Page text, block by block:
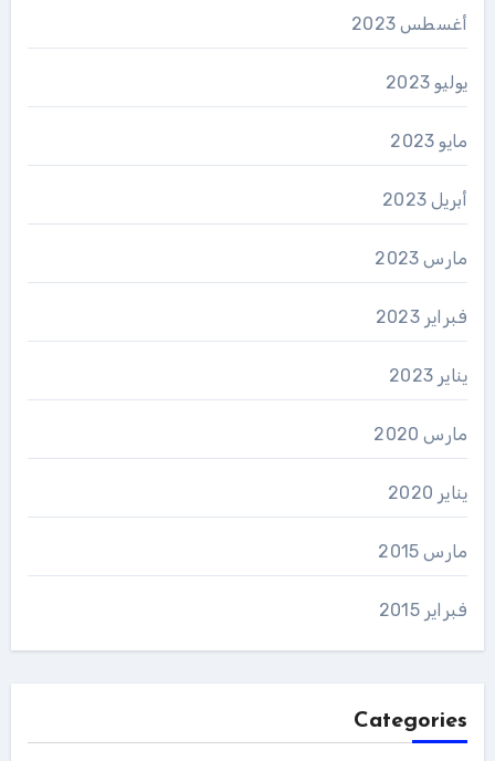
أغسطس 2023
يوليو 2023
مايو 2023
أبريل 2023
مارس 2023
فبراير 2023
يناير 2023
مارس 2020
يناير 2020
مارس 2015
فبراير 2015
Categories